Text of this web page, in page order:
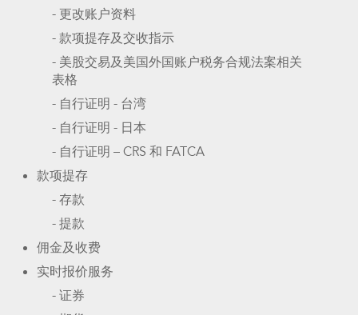
- 更改账户资料
- 款项提存及交收指示
- 美股交易及美国外国账户税务合规法案相关
表格
- 自行证明 - 台湾
- 自行证明 - 日本
- 自行证明 – CRS 和 FATCA
款项提存
- 存款
- 提款
佣金及收费
实时报价服务
- 证券